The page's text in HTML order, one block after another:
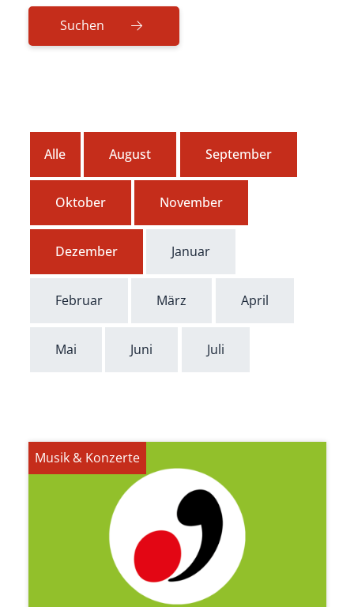
Alle August September
Oktober November
Dezember Januar
Februar März April
Mai Juni Juli
Musik & Konzerte